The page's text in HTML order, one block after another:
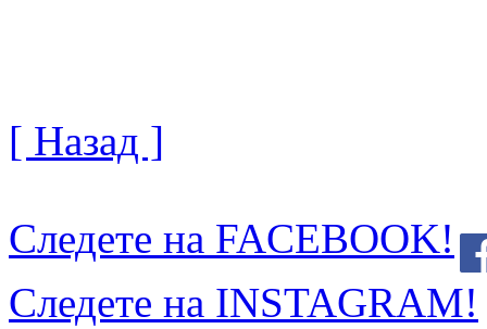
[ Назад ]
Следете на FACEBOOK!
Следете на INSTAGRAM!